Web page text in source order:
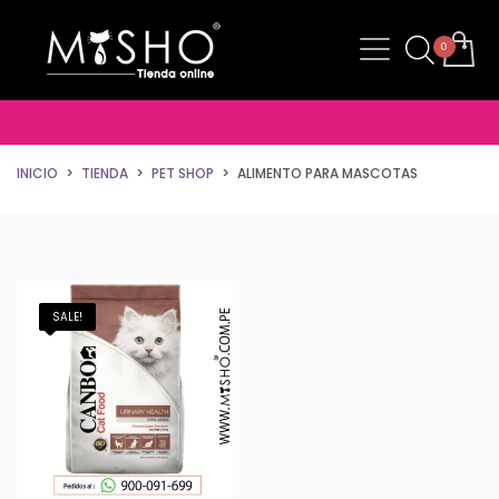
INICIO TIENDA PET SHOP ALIMENTO PARA MASCOTAS
SALE!